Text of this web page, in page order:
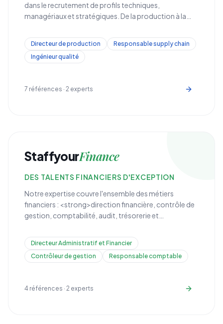
dans le recrutement de profils techniques,
managériaux et stratégiques. De la production à la
<strong>R&D et la maintenance</strong>, nous
identifions les talents qui font avancer vos projets
industriels.
Directeur de production
Responsable supply chain
Ingénieur qualité
7 références · 2 experts
StaffyourFinance
DES TALENTS FINANCIERS D'EXCEPTION
Notre expertise couvre l'ensemble des métiers
financiers : <strong>direction financière, contrôle de
gestion, comptabilité, audit, trésorerie et
capables de piloter la performance financière de
votre organisation.
Directeur Administratif et Financier
Contrôleur de gestion
Responsable comptable
4 références · 2 experts